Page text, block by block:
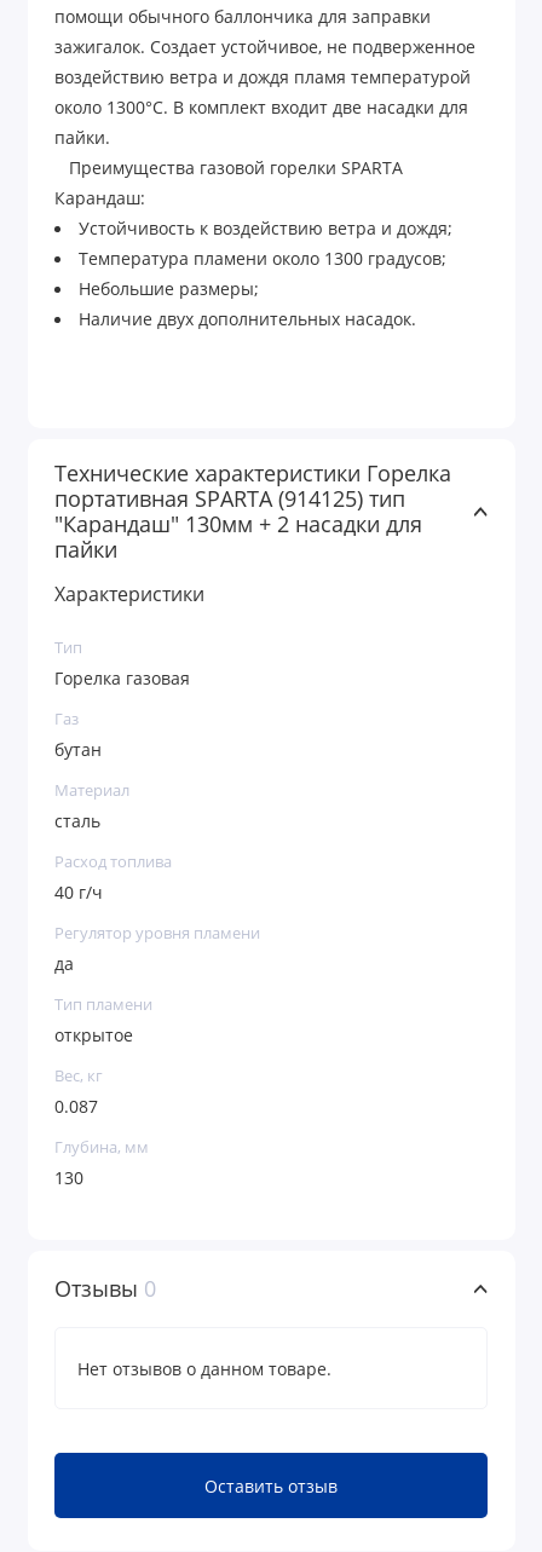
помощи обычного баллончика для заправки
зажигалок. Создает устойчивое, не подверженное
воздействию ветра и дождя пламя температурой
около 1300°C. В комплект входит две насадки для
пайки.
Преимущества газовой горелки SPARTA
Карандаш:
Устойчивость к воздействию ветра и дождя;
Температура пламени около 1300 градусов;
Небольшие размеры;
Наличие двух дополнительных насадок.
Технические характеристики Горелка
портативная SPARTA (914125) тип
"Карандаш" 130мм + 2 насадки для
пайки
Характеристики
Тип
Горелка газовая
Газ
бутан
Материал
сталь
Расход топлива
40 г/ч
Регулятор уровня пламени
да
Тип пламени
открытое
Вес, кг
0.087
Глубина, мм
130
Отзывы 0
Нет отзывов о данном товаре.
Оставить отзыв